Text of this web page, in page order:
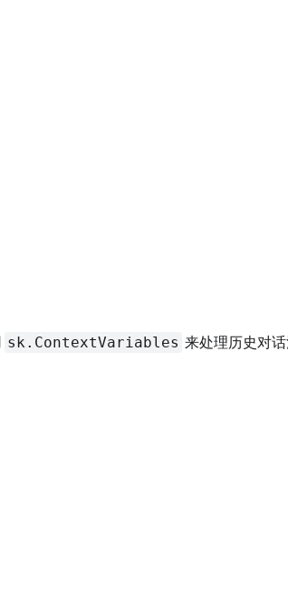
sk.ContextVariables 来处理历史对